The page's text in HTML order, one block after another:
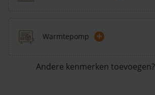
Warmtepomp +
Andere kenmerken toevoegen?